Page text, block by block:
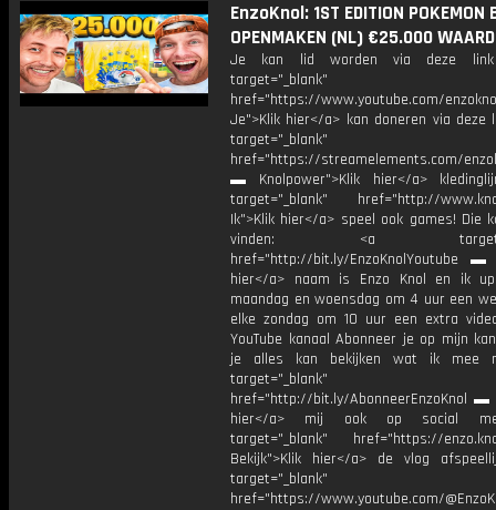
EnzoKnol: 1ST EDITION POKEMON
OPENMAKEN (NL) €25.000
Je kan lid worden via deze
target="_blank"
href="https://www.youtube.com/
Je">Klik hier</a> kan doneren via
target="_blank"
href="https://streamelements.com/
▬ Knolpower">Klik hier</a>
target="_blank" href="http://
Ik">Klik hier</a> speel ook games! Die
vinden: <a
href="http://bit.ly/EnzoKnolYoutube ▬
hier</a> naam is Enzo Knol en ik
maandag en woensdag om 4 uur een
elke zondag om 10 uur een extra
YouTube kanaal Abonneer je op mijn
je alles kan bekijken wat ik mee
target="_blank"
href="http://bit.ly/AbonneerEnzoKnol ▬
hier</a> mij ook op social
target="_blank" href="https://
Bekijk">Klik hier</a> de vlog
target="_blank"
href="https://www.youtube.com/